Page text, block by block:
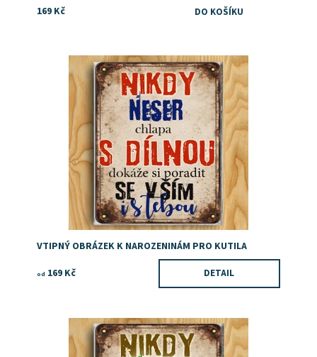
169 Kč
Dárek pro kutila
Dostupnost:
Skladem
VTIPNÝ OBRÁZEK K NAROZENINÁM PRO KUTILA
od 169 Kč DETAIL
Dárek pro rybáře
Dostupnost:
Skladem